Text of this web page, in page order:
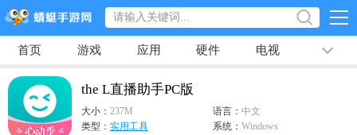
首页 游戏 应用 硬件 电视 排行榜
专题
the L直播助手PC版
大小： 237M 语言： 中文
类型： 实用工具 系统： Windows